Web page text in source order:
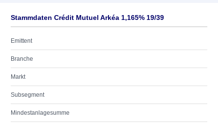
Stammdaten Crédit Mutuel Arkéa 1,165% 19/39
Emittent
Branche
Markt
Subsegment
Mindestanlagesumme